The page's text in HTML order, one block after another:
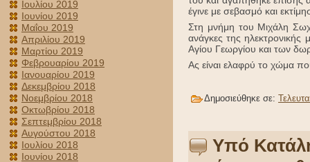
Ιουλίου 2019
Ιουνίου 2019
Μαΐου 2019
Απριλίου 2019
Μαρτίου 2019
Φεβρουαρίου 2019
Ιανουαρίου 2019
Δεκεμβρίου 2018
Νοεμβρίου 2018
Οκτωβρίου 2018
Σεπτεμβρίου 2018
Αυγούστου 2018
Ιουλίου 2018
Ιουνίου 2018
έγινε με σεβασμό και
Στη μνήμη του Μιχάλη
ανάγκες της
Αγίου Γεωργίου και των
Ας είναι ελαφρύ το χώμα
Δημοσιεύθηκε σε:
Υπό